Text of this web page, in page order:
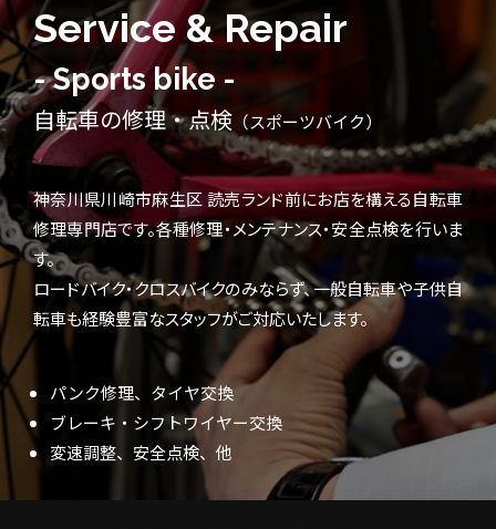
Service & Repair
- Sports bike -
自転車の修理・点検 （スポーツバイク）
神奈川県川崎市麻生区 読売ランド前にお店を構える自転車
修理専門店です。各種修理・メンテナンス・安全点検を行いま
す。
ロードバイク・クロスバイクのみならず、一般自転車や子供自
転車も経験豊富なスタッフがご対応いたします。
パンク修理、タイヤ交換
ブレーキ・シフトワイヤー交換
変速調整、安全点検、他